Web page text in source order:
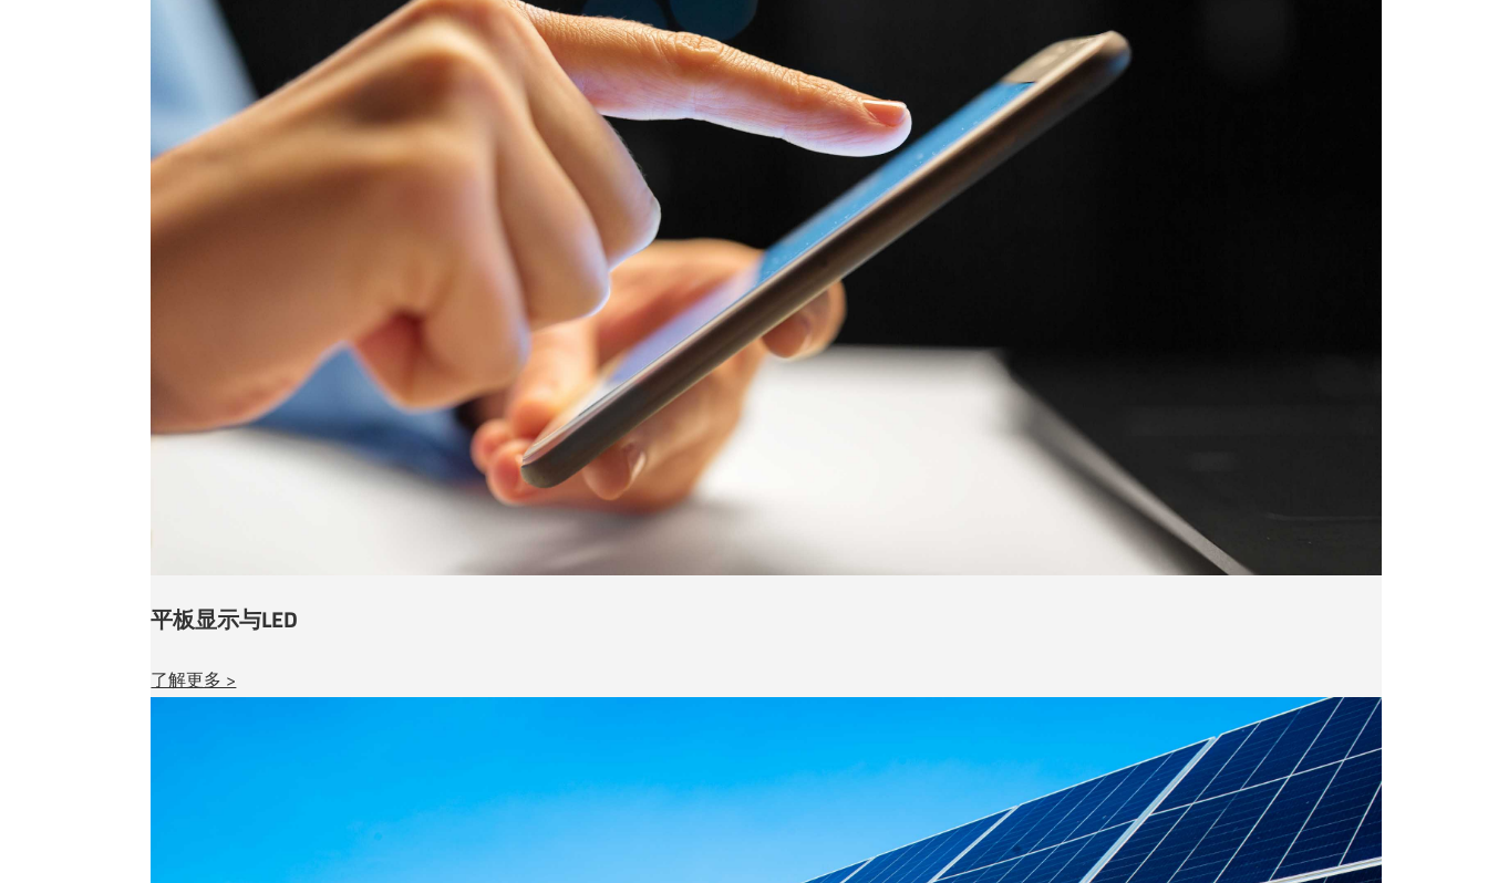
平板显示与LED
了解更多 >